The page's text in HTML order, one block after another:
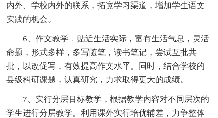
内外、学校内外的联系，拓宽学习渠道，增加学生语文
实践的机会。
6、作文教学，贴近生活实际，富有生活气息，灵活
命题，形式多样，多写随笔，读书笔记，尝试互批共
批，以改促写，有效提高作文水平。同时，结合学校的
县级科研课题，认真研究，力求取得更大的成绩。
7、实行分层目标教学，根据教学内容对不同层次的
学生进行分层教学。利用课外实行培优辅差，力争整体